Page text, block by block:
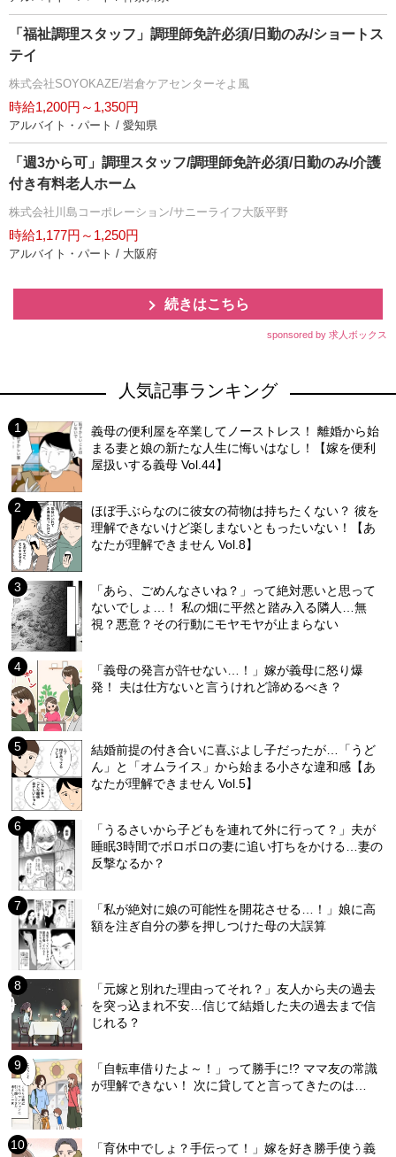
「福祉調理スタッフ」調理師免許必須/日勤のみ/ショートス
テイ
株式会社SOYOKAZE/岩倉ケアセンターそよ風
時給1,200円～1,350円
アルバイト・パート / 愛知県
「週3から可」調理スタッフ/調理師免許必須/日勤のみ/介護
付き有料老人ホーム
株式会社川島コーポレーション/サニーライフ大阪平野
時給1,177円～1,250円
アルバイト・パート / 大阪府
続きはこちら
sponsored by 求人ボックス
人気記事ランキング
義母の便利屋を卒業してノーストレス！ 離婚から始
まる妻と娘の新たな人生に悔いはなし！【嫁を便利
屋扱いする義母 Vol.44】
ほぼ手ぶらなのに彼女の荷物は持ちたくない？ 彼を
理解できないけど楽しまないともったいない！【あ
なたが理解できません Vol.8】
「あら、ごめんなさいね？」って絶対悪いと思って
ないでしょ…！ 私の畑に平然と踏み入る隣人…無
視？悪意？その行動にモヤモヤが止まらない
「義母の発言が許せない…！」嫁が義母に怒り爆
発！ 夫は仕方ないと言うけれど諦めるべき？
結婚前提の付き合いに喜ぶよし子だったが…「うど
ん」と「オムライス」から始まる小さな違和感【あ
なたが理解できません Vol.5】
「うるさいから子どもを連れて外に行って？」夫が
睡眠3時間でボロボロの妻に追い打ちをかける…妻の
反撃なるか？
「私が絶対に娘の可能性を開花させる…！」娘に高
額を注ぎ自分の夢を押しつけた母の大誤算
「元嫁と別れた理由ってそれ？」友人から夫の過去
を突っ込まれ不安…信じて結婚した夫の過去まで信
じれる？
「自転車借りたよ～！」って勝手に!? ママ友の常識
が理解できない！ 次に貸してと言ってきたのは…
「育休中でしょ？手伝って！」嫁を好き勝手使う義